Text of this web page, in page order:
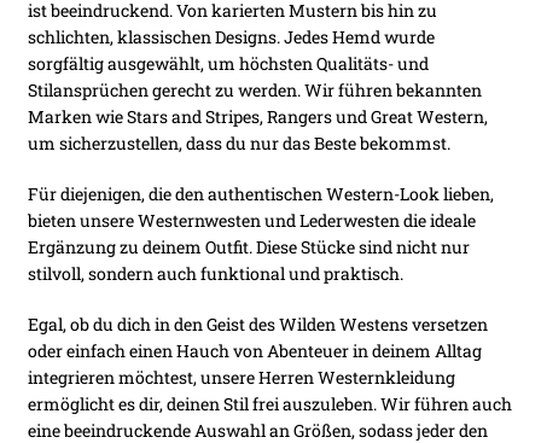
ist beeindruckend. Von karierten Mustern bis hin zu
schlichten, klassischen Designs. Jedes Hemd wurde
sorgfältig ausgewählt, um höchsten Qualitäts- und
Stilansprüchen gerecht zu werden. Wir führen bekannten
Marken wie Stars and Stripes, Rangers und Great Western,
um sicherzustellen, dass du nur das Beste bekommst.
Für diejenigen, die den authentischen Western-Look lieben,
bieten unsere Westernwesten und Lederwesten die ideale
Ergänzung zu deinem Outfit. Diese Stücke sind nicht nur
stilvoll, sondern auch funktional und praktisch.
Egal, ob du dich in den Geist des Wilden Westens versetzen
oder einfach einen Hauch von Abenteuer in deinem Alltag
integrieren möchtest, unsere Herren Westernkleidung
ermöglicht es dir, deinen Stil frei auszuleben. Wir führen auch
eine beeindruckende Auswahl an Größen, sodass jeder den